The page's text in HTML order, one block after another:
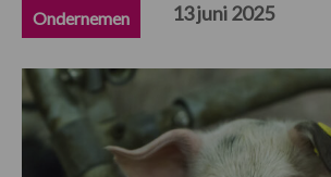
Ondernemen 13 juni 2025